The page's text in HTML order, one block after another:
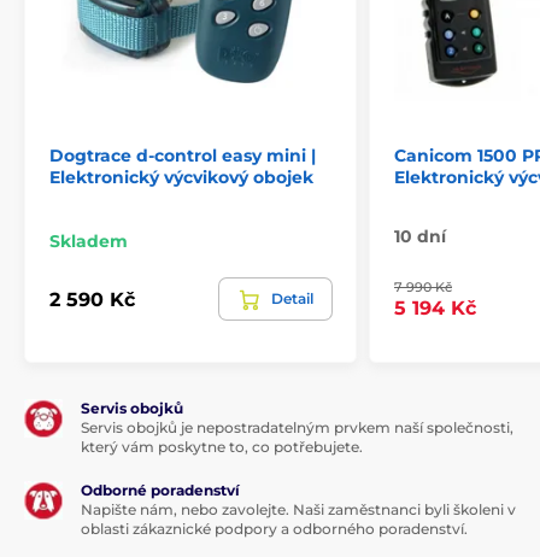
Dogtrace d-control easy mini |
Elektronický výcvikový obojek
Skladem
2 590 Kč Detail
Canicom 1500
Elektronický
10 dní
7 990 Kč
5 194 Kč
Servis obojků
Servis obojků je nepostradatelným prvkem naší společnosti,
který vám poskytne to, co potřebujete.
Odborné poradenství
Napište nám, nebo zavolejte. Naši zaměstnanci byli školeni v
oblasti zákaznické podpory a odborného poradenství.